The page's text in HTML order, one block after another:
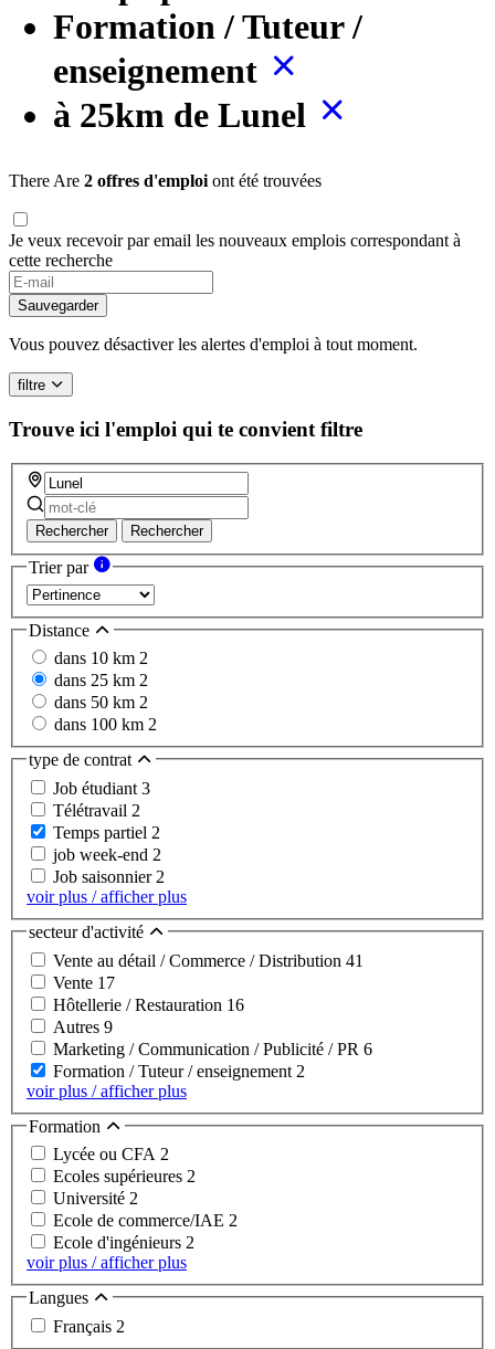
Formation / Tuteur /
enseignement
à 25km de Lunel
There Are 2 offres d'emploi ont été trouvées
Je veux recevoir par email les nouveaux emplois correspondant à
cette recherche
If
you
are
a
human,
ignore
this
field
Sauvegarder
Vous pouvez désactiver les alertes d'emploi à tout moment.
filtre
Trouve ici l'emploi qui te convient filtre
Rechercher Rechercher
Trier par
Distance
dans 10 km 2
dans 25 km 2
dans 50 km 2
dans 100 km 2
type de contrat
Job étudiant 3
Télétravail 2
Temps partiel 2
job week-end 2
Job saisonnier 2
voir plus / afficher plus
secteur d'activité
Vente au détail / Commerce / Distribution 41
Vente 17
Hôtellerie / Restauration 16
Autres 9
Marketing / Communication / Publicité / PR 6
Formation / Tuteur / enseignement 2
voir plus / afficher plus
Formation
Lycée ou CFA 2
Ecoles supérieures 2
Université 2
Ecole de commerce/IAE 2
Ecole d'ingénieurs 2
voir plus / afficher plus
Langues
Français 2